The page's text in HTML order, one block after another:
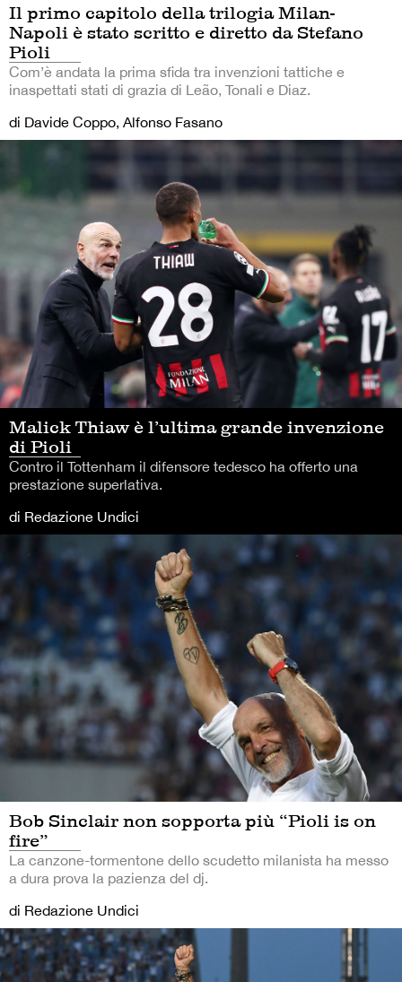
Il primo capitolo della trilogia Milan-
Napoli è stato scritto e diretto da Stefano
Pioli
Com’è andata la prima sfida tra invenzioni tattiche e
inaspettati stati di grazia di Leão, Tonali e Diaz.
di Davide Coppo, Alfonso Fasano
Malick Thiaw è l’ultima grande invenzione
di Pioli
Contro il Tottenham il difensore tedesco ha offerto una
prestazione superlativa.
di Redazione Undici
Bob Sinclair non sopporta più “Pioli is on
fire”
La canzone-tormentone dello scudetto milanista ha messo
a dura prova la pazienza del dj.
di Redazione Undici